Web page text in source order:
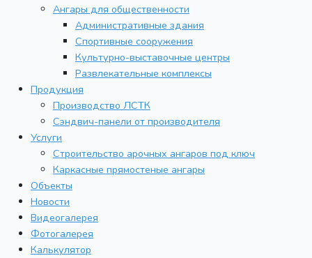
Ангары для общественности
Административные здания
Спортивные сооружения
Культурно-выставочные центры
Развлекательные комплексы
Продукция
Производство ЛСТК
Сэндвич-панели от производителя
Услуги
Строительство арочных ангаров под ключ
Каркасные прямостеные ангары
Объекты
Новости
Видеогалерея
Фотогалерея
Калькулятор